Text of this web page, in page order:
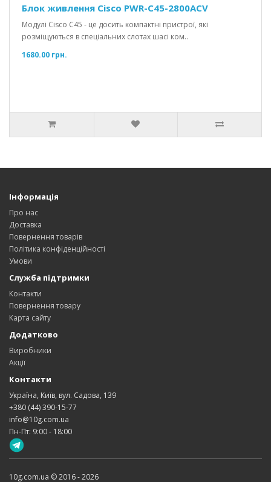
Блок живлення Cisco PWR-C45-2800ACV
Модулі Cisco C45 - це досить компактні пристрої, які
розміщуються в спеціальних слотах шасі ком..
1680.00 грн.
Інформація
Про нас
Доставка
Повернення товарів
Політика конфіденційності
Умови
Служба підтримки
Контакти
Повернення товару
Карта сайту
Додатково
Виробники
Акції
Контакти
Україна, Київ, вул. Садова, 139
+380 (44) 390-15-77
info@10g.com.ua
Пн-Пт: 9:00 - 18:00
10g.com.ua © 2016 - 2026